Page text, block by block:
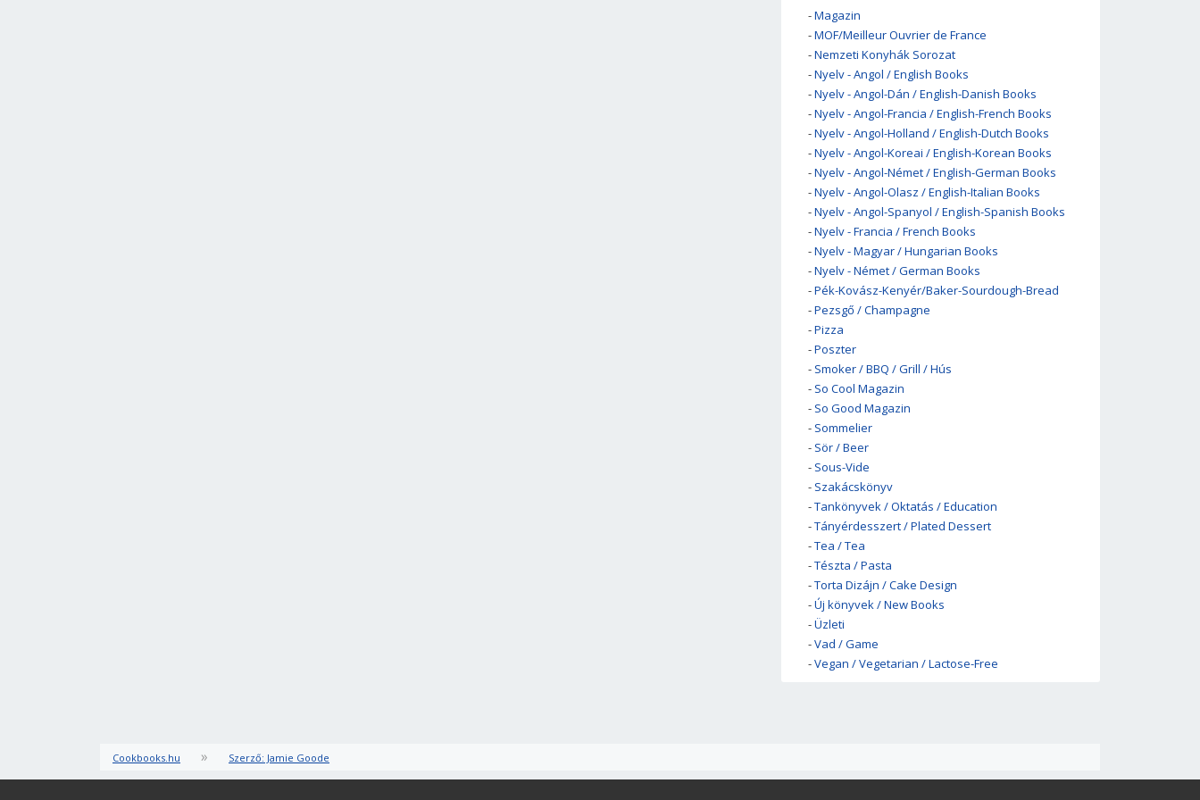
-Magazin
-MOF/Meilleur Ouvrier de France
-Nemzeti Konyhák Sorozat
-Nyelv - Angol / English Books
-Nyelv - Angol-Dán / English-Danish Books
-Nyelv - Angol-Francia / English-French Books
-Nyelv - Angol-Holland / English-Dutch Books
-Nyelv - Angol-Koreai / English-Korean Books
-Nyelv - Angol-Német / English-German Books
-Nyelv - Angol-Olasz / English-Italian Books
-Nyelv - Angol-Spanyol / English-Spanish Books
-Nyelv - Francia / French Books
-Nyelv - Magyar / Hungarian Books
-Nyelv - Német / German Books
-Pék-Kovász-Kenyér/Baker-Sourdough-Bread
-Pezsgő / Champagne
-Pizza
-Poszter
- Smoker / BBQ / Grill / Hús
- So Cool Magazin
- So Good Magazin
- Sommelier
- Sör / Beer
- Sous-Vide
- Szakácskönyv
-Tankönyvek / Oktatás / Education
-Tányérdesszert / Plated Dessert
-Tea / Tea
-Tészta / Pasta
-Torta Dizájn / Cake Design
-Új könyvek / New Books
-Üzleti
-Vad / Game
-Vegan / Vegetarian / Lactose-Free
Cookbooks.hu » Szerző: Jamie Goode